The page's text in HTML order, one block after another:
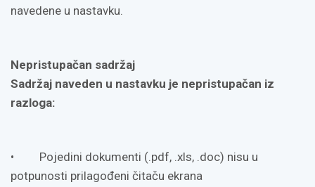
navedene u nastavku.
Nepristupačan sadržaj
Sadržaj naveden u nastavku je nepristupačan iz
razloga:
• Pojedini dokumenti (.pdf, .xls, .doc) nisu u
potpunosti prilagođeni čitaču ekrana